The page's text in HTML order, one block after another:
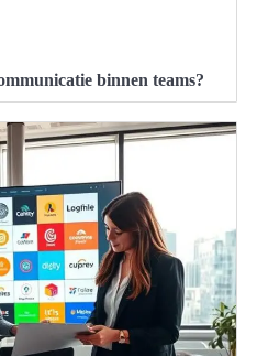
binnen teams?